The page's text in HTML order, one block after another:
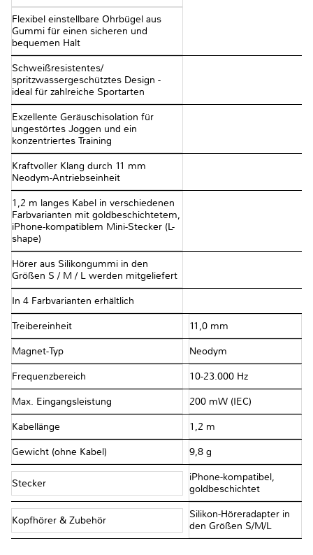
Flexibel einstellbare Ohrbügel aus
Gummi für einen sicheren und
bequemen Halt
Schweißresistentes/
spritzwassergeschütztes Design -
ideal für zahlreiche Sportarten
Exzellente Geräuschisolation für
ungestörtes Joggen und ein
konzentriertes Training
Kraftvoller Klang durch 11 mm
Neodym-Antriebseinheit
1,2 m langes Kabel in verschiedenen
Farbvarianten mit goldbeschichtetem,
iPhone-kompatiblem Mini-Stecker (L-
shape)
Hörer aus Silikongummi in den
Größen S / M / L werden mitgeliefert
In 4 Farbvarianten erhältlich
Treibereinheit 11,0 mm
Magnet-Typ Neodym
Frequenzbereich 10-23.000 Hz
Max. Eingangsleistung 200 mW (IEC)
Kabellänge 1,2 m
Gewicht (ohne Kabel) 9,8 g
Stecker
iPhone-kompatibel,
goldbeschichtet
Kopfhörer & Zubehör
Silikon-Höreradapter in
den Größen S/M/L